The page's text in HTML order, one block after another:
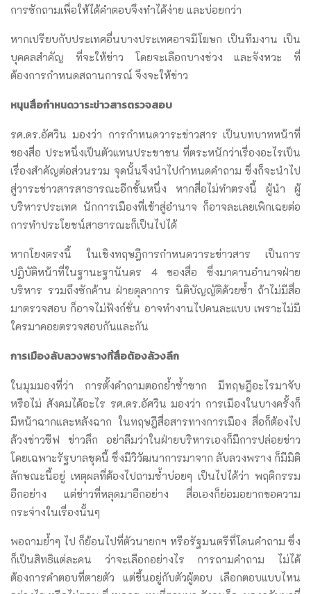
การซักถามเพื่อให้ได้คำตอบจึงทำได้ง่าย และบ่อยกว่า
หากเปรียบกับประเทศอื่นบางประเทศอาจมีโฆษก เป็นทีมงาน เป็น
บุคคลสำคัญ ที่จะให้ข่าว โดยจะเลือกบางช่วง และจังหวะ ที่
ต้องการกำหนดสถานการณ์ จึงจะให้ข่าว
หนุนสื่อกำหนดวาระข่าวสารตรวจสอบ
รศ.ดร.อัศวิน มองว่า การกำหนดวาระข่าวสาร เป็นบทบาทหน้าที่
ของสื่อ ประหนึ่งเป็นตัวแทนประชาชน ที่ตระหนักว่าเรื่องอะไรเป็น
เรื่องสำคัญต่อส่วนรวม จุดนั้นจึงนำไปกำหนดคำถาม ซึ่งก็จะนำไป
สู่วาระข่าวสารสาธารณะอีกขั้นหนึ่ง หากสื่อไม่ทำตรงนี้ ผู้นำ ผู้
บริหารประเทศ นักการเมืองที่เข้าสู่อำนาจ ก็อาจละเลยเพิกเฉยต่อ
การทำประโยชน์สาธารณะก็เป็นไปได้
หากโยงตรงนี้ ในเชิงทฤษฎีการกำหนดวาระข่าวสาร เป็นการ
ปฏิบัติหน้าที่ในฐานะฐานันดร 4 ของสื่อ ซึ่งมาคานอำนาจฝ่าย
บริหาร รวมถึงซักค้าน ฝ่ายตุลาการ นิติบัญญัติด้วยซ้ำ ถ้าไม่มีสื่อ
มาตรวจสอบ ก็อาจไม่ฟังก์ชั่น อาจทำงานไปคนละแบบ เพราะไม่มี
ใครมาคอยตรวจสอบกันและกัน
การเมืองลับลวงพรางที่สื่อต้องล้วงลึก
ในมุมมองที่ว่า การตั้งคำถามตอกย้ำซ้ำซาก มีทฤษฎีอะไรมาจับ
หรือไม่ สังคมได้อะไร รศ.ดร.อัศวิน มองว่า การเมืองในบางครั้งก็
มีหน้าฉากและหลังฉาก ในทฤษฎีสื่อสารทางการเมือง สื่อก็ต้องไป
ล้วงข่าวซีฟ ข่าวลึก อย่าลืมว่าในฝ่ายบริหารเองก็มีการปล่อยข่าว
โดยเฉพาะรัฐบาลชุดนี้ ซึ่งมีวิวัฒนาการมาจาก ลับลวงพราง ก็มีมิติ
ลักษณะนี้อยู่ เหตุผลที่ต้องไปถามซ้ำบ่อยๆ เป็นไปได้ว่า พฤติกรรม
อีกอย่าง แต่ข่าวที่หลุดมาอีกอย่าง สื่อเองก็ย่อมอยากขอความ
กระจ่างในเรื่องนั้นๆ
พอถามย้ำๆ ไป ก็ย้อนไปที่ตัวนายกฯ หรือรัฐมนตรีที่โดนคำถาม ซึ่ง
ก็เป็นสิทธิแต่ละคน ว่าจะเลือกอย่างไร การถามคำถาม ไม่ได้
ต้องการคำตอบที่ตายตัว แต่ขึ้นอยู่กับตัวผู้ตอบ เลือกตอบแบบไหน